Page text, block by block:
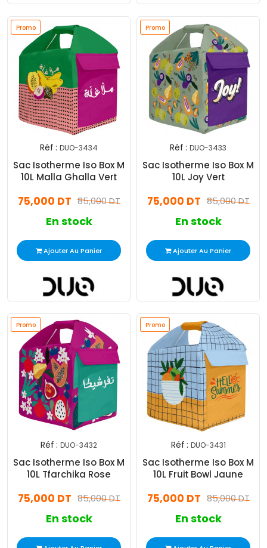
Promo
Réf : DUO-3434
Sac Isotherme Iso Box M
10L Malla Ghalla Vert
85,000 DT
75,000 DT
En stock
Ajouter Au Panier
Promo
Réf : DUO-3433
Sac Isotherme Iso Box M
10L Joy Vert
85,000 DT
75,000 DT
En stock
Ajouter Au Panier
Promo
Réf : DUO-3432
Sac Isotherme Iso Box M
10L Tfarchika Rose
85,000 DT
75,000 DT
En stock
Promo
Réf : DUO-3431
Sac Isotherme Iso Box M
10L Fruit Bowl Jaune
85,000 DT
75,000 DT
En stock